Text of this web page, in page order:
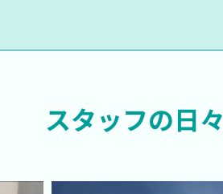
スタッフの日々